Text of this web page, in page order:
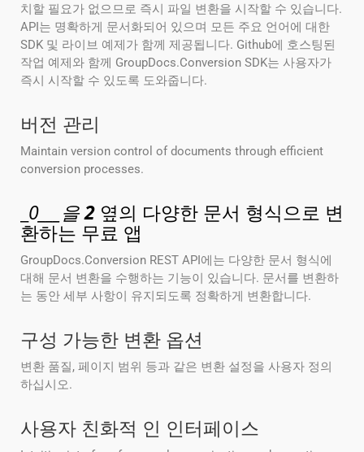
치할 필요가 없으므로 즉시 파일 변환을 시작할 수 있습니다.
API는 명확하게 문서화되어 있으며 모든 주요 언어에 대한
SDK 및 라이브 예제가 함께 제공됩니다. Github에 호스팅된
작업 예제와 함께 GroupDocs.Conversion SDK는 사용자가
즉시 시작할 수 있도록 도와줍니다.
버전 관리
Maintain version control of documents through efficient
conversion processes.
0___을2 옆의 다양한 문서 형식으로 변
환하는 무료 앱
GroupDocs.Conversion REST API에는 다양한 문서 형식에
대해 문서 변환을 수행하는 기능이 있습니다. 문서를 변환하
는 동안 세부 사항이 유지되도록 정확하게 변환합니다.
구성 가능한 변환 옵션
변환 품질, 페이지 범위 등과 같은 변환 설정을 사용자 정의
하십시오.
사용자 친화적 인 인터페이스